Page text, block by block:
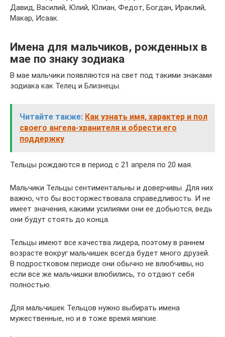
Давид, Василий, Юлий, Юлиан, Федот, Богдан, Ираклий,
Макар, Исаак.
Имена для мальчиков, рожденных в
мае по знаку зодиака
В мае мальчики появляются на свет под такими знаками
зодиака как Телец и Близнецы.
Читайте также: Как узнать имя, характер и пол
своего ангела-хранителя и обрести его
поддержку
Тельцы рождаются в период с 21 апреля по 20 мая.
Мальчики Тельцы сентиментальны и доверчивы. Для них
важно, что бы восторжествовала справедливость. И не
имеет значения, какими усилиями они ее добьются, ведь
они будут стоять до конца.
Тельцы имеют все качества лидера, поэтому в раннем
возрасте вокруг мальчишек всегда будет много друзей.
В подростковом периоде они обычно не влюбчивы, но
если все же мальчишки влюбились, то отдают себя
полностью.
Для мальчишек Тельцов нужно выбирать имена
мужественные, но и в тоже время мягкие.